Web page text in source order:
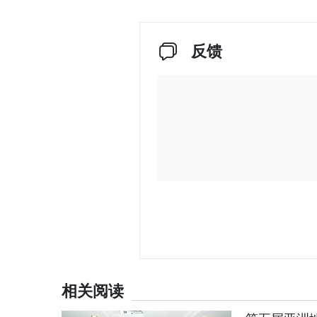
反馈
相关阅读